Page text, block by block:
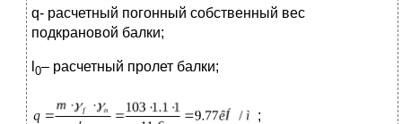
q- расчетный погонный собственный вес
подкрановой балки;
0– расчетный пролет балки;
;